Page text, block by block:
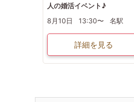
人の婚活イベント♪
8月10日
13:30〜 名駅
詳細を見る